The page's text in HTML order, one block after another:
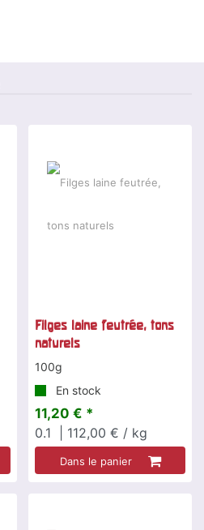
Filges laine feutrée, tons
naturels
100g
En stock
11,20 € *
0.1
| 112,00 € / kg
Dans le panier